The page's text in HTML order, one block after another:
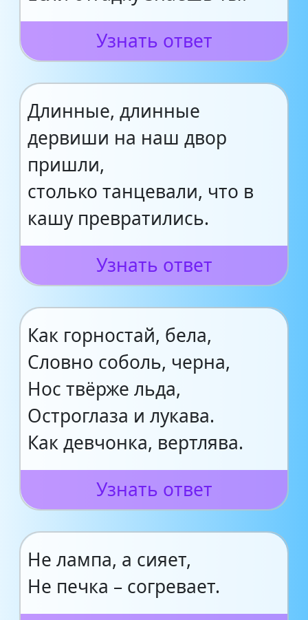
Узнать ответ
Длинные, длинные
дервиши на наш двор
пришли,
столько танцевали, что в
кашу превратились.
Узнать ответ
Как горностай, бела,
Словно соболь, черна,
Нос твёрже льда,
Остроглаза и лукава.
Как девчонка, вертлява.
Узнать ответ
Не лампа, а сияет,
Не печка – согревает.